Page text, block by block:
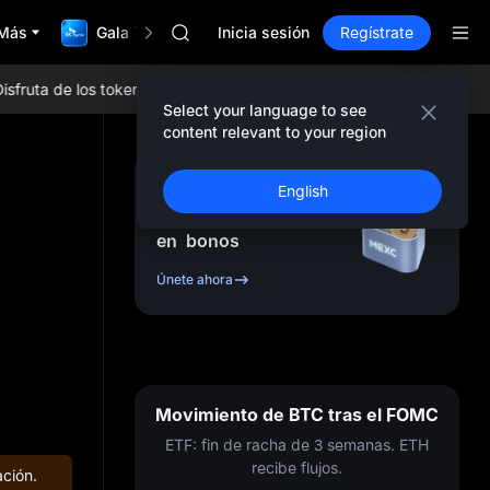
Gala TradFi de $1,000,000
ACE
UNITREE
Futuro de Unitree ya en vivo
UNITREE
Futuro de Unitree ya en vivo
Inicia sesión Regístrate
Select your language to see
content relevant to your region
English
de los tokens más populares, airdrops diarios, las tarifas de
Regístrate y recibe
hasta 10,000USDT
en bonos
Únete ahora
Movimiento de BTC tras el FOMC
ETF: fin de racha de 3 semanas. ETH
recibe flujos.